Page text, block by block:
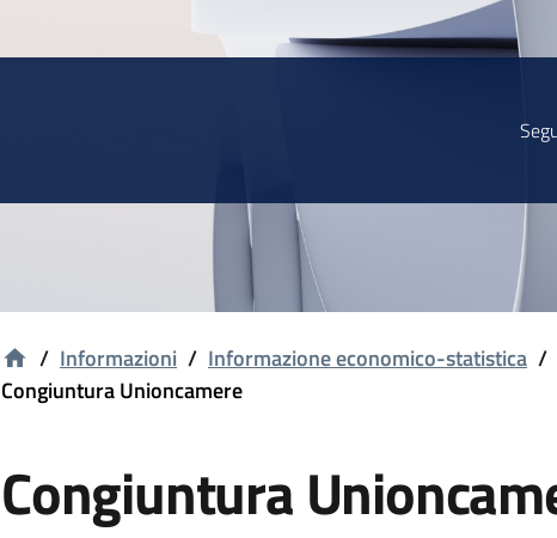
/ Informazioni / Informazione economico-statistica /
Congiuntura Unioncamere
Congiuntura